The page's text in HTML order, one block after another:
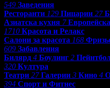
549 Заведения
Ресторанти 129 Пицарии 27
Азиатска кухня 7
1710 Красота и Релакс
Салони за красота 168
609 Забавления
Билярд 4 Боулинг 2
320 Култура
Театри 27 Галерии 3 Кино 4
394 Спорт и Фитнес